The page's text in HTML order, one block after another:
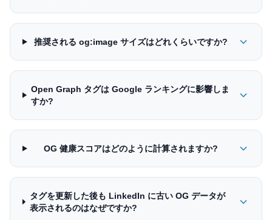
推奨される og:image サイズはどれくらいですか?
Open Graph タグは Google ランキングに影響しま
すか?
OG 健康スコアはどのように計算されますか?
タグを更新した後も LinkedIn に古い OG データが
表示されるのはなぜですか?